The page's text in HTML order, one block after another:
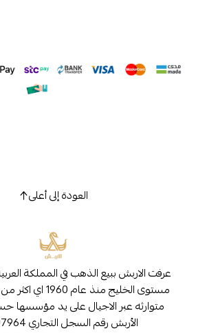
العودة إلى أعلى
عرفت الاربش ببيع الذهب في المملكة
متوارثه عبر الاجيال على يد مؤسسها
الأربش رقم السجل التجاري 2050107964